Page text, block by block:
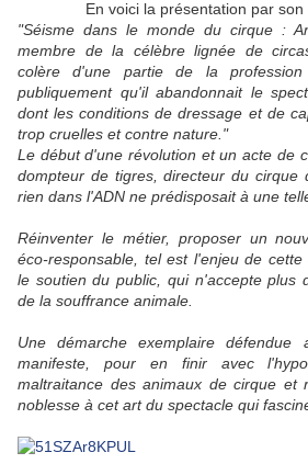
En voici la présentation par son
"Séisme dans le monde du cirque :
membre de la célèbre lignée de
colère d'une partie de la
publiquement qu'il abandonnait le
dont les conditions de dressage et de
trop cruelles et contre nature."
Le début d'une révolution et un acte de
dompteur de tigres, directeur du cirque
rien dans l'ADN ne prédisposait à une
Réinventer le métier, proposer un
éco-responsable, tel est l'enjeu de
le soutien du public, qui n'accepte plus
de la souffrance animale.
Une démarche exemplaire défendue
manifeste, pour en finir avec
maltraitance des animaux de cirque et
noblesse à cet art du spectacle qui